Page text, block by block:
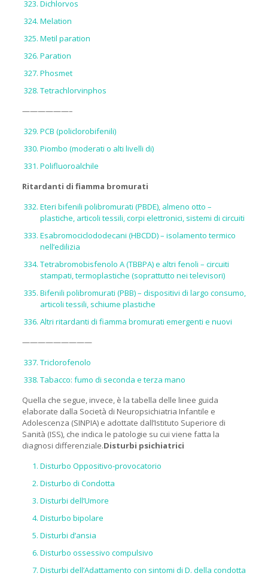
Dichlorvos
Melation
Metil paration
Paration
Phosmet
Tetrachlorvinphos
——————–
PCB (policlorobifenili)
Piombo (moderati o alti livelli di)
Polifluoroalchile
Ritardanti di fiamma bromurati
Eteri bifenili polibromurati (PBDE), almeno otto –
plastiche, articoli tessili, corpi elettronici, sistemi di circuiti
Esabromociclododecani (HBCDD) – isolamento termico
nell’edilizia
Tetrabromobisfenolo A (TBBPA) e altri fenoli – circuiti
stampati, termoplastiche (soprattutto nei televisori)
Bifenili polibromurati (PBB) – dispositivi di largo consumo,
articoli tessili, schiume plastiche
Altri ritardanti di fiamma bromurati emergenti e nuovi
—————————
Triclorofenolo
Tabacco: fumo di seconda e terza mano
Quella che segue, invece, è la tabella delle linee guida
elaborate dalla Società di Neuropsichiatria Infantile e
Adolescenza (SINPIA) e adottate dall’Istituto Superiore di
Sanità (ISS), che indica le patologie su cui viene fatta la
diagnosi differenziale.Disturbi psichiatrici
Disturbo Oppositivo-provocatorio
Disturbo di Condotta
Disturbi dell’Umore
Disturbo bipolare
Disturbi d’ansia
Disturbo ossessivo compulsivo
Disturbi dell’Adattamento con sintomi di D. della condotta